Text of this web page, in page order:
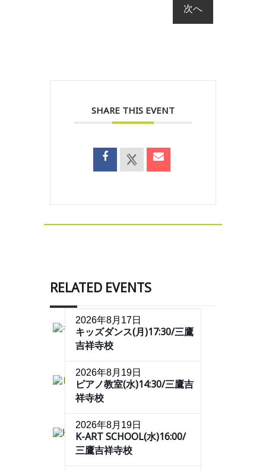
SHARE THIS EVENT
RELATED EVENTS
2026年8月17日
キッズダンス(月)17:30/三鷹
吉祥寺校
2026年8月19日
ピアノ教室(水)14:30/三鷹吉
祥寺校
2026年8月19日
K-ART SCHOOL(水)16:00/
三鷹吉祥寺校